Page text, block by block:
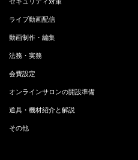
ライブ動画配信
動画制作・編集
法務・実務
会費設定
オンラインサロンの開設準備
道具・機材紹介と解説
その他